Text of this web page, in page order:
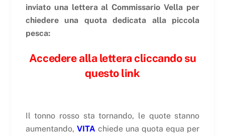
inviato una lettera al Commissario Vella per
chiedere una quota dedicata alla piccola
pesca:
Accedere alla lettera cliccando su
questo link
Il tonno rosso sta tornando, le quote stanno
aumentando, VITA chiede una quota equa per